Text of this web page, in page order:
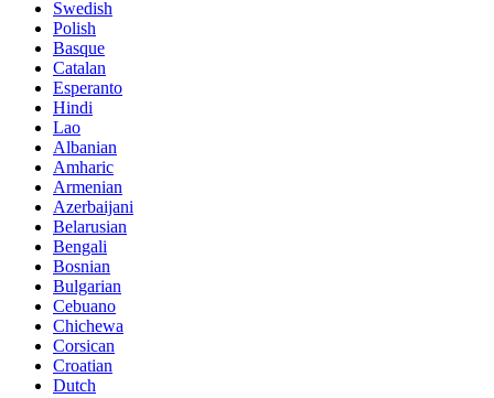
Swedish
Polish
Basque
Catalan
Esperanto
Hindi
Lao
Albanian
Amharic
Armenian
Azerbaijani
Belarusian
Bengali
Bosnian
Bulgarian
Cebuano
Chichewa
Corsican
Croatian
Dutch